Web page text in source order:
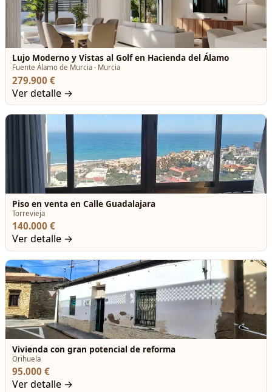
Lujo Moderno y Vistas al Golf en Hacienda del Álamo
Fuente Álamo de Murcia · Murcia
279.900 €
Ver detalle →
Piso en venta en Calle Guadalajara
Torrevieja
140.000 €
Ver detalle →
Vivienda con gran potencial de reforma
Orihuela
95.000 €
Ver detalle →